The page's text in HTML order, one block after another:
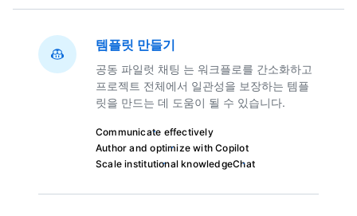
템플릿 만들기
공동 파일럿 채팅 는 워크플로를 간소화하고
프로젝트 전체에서 일관성을 보장하는 템플
릿을 만드는 데 도움이 될 수 있습니다.
Communicate effectively
Author and optimize with Copilot
Scale institutional knowledgeChat